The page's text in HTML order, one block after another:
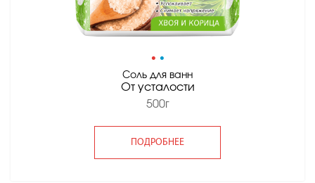
• •
Соль для ванн
От усталости
500г
ПОДРОБНЕЕ